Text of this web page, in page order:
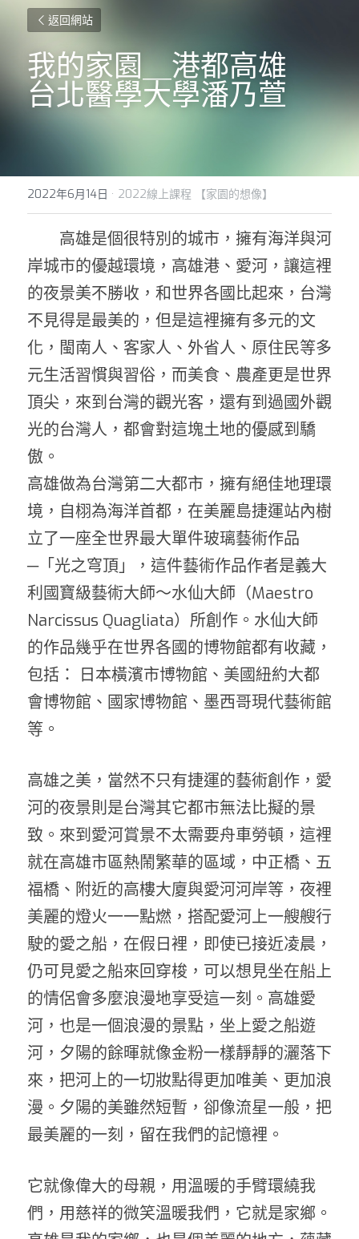
返回網站
我的家園＿港都高雄
台北醫學大學潘乃萱
2022年6月14日 · 2022線上課程 【家園的想像】
岸城市的優越環境，高雄港、愛河，讓這裡
的夜景美不勝收，和世界各國比起來，台灣
不見得是最美的，但是這裡擁有多元的文
化，閩南人、客家人、外省人、原住民等多
元生活習慣與習俗，而美食、農產更是世界
頂尖，來到台灣的觀光客，還有到過國外觀
光的台灣人，都會對這塊土地的優感到驕
傲。
高雄做為台灣第二大都市，擁有絕佳地理環
境，自栩為海洋首都，在美麗島捷運站內樹
立了一座全世界最大單件玻璃藝術作品
─「光之穹頂」，這件藝術作品作者是義大
利國寶級藝術大師～水仙大師（Maestro
Narcissus Quagliata）所創作。水仙大師
的作品幾乎在世界各國的博物館都有收藏，
包括： 日本橫濱市博物館、美國紐約大都
會博物館、國家博物館、墨西哥現代藝術館
等。
高雄之美，當然不只有捷運的藝術創作，愛
河的夜景則是台灣其它都市無法比擬的景
致。來到愛河賞景不太需要舟車勞頓，這裡
就在高雄市區熱鬧繁華的區域，中正橋、五
福橋、附近的高樓大廈與愛河河岸等，夜裡
美麗的燈火一一點燃，搭配愛河上一艘艘行
駛的愛之船，在假日裡，即使已接近凌晨，
仍可見愛之船來回穿梭，可以想見坐在船上
的情侶會多麼浪漫地享受這一刻。 高雄愛
河，也是一個浪漫的景點，坐上愛之船遊
河，夕陽的餘暉就像金粉一樣靜靜的灑落下
來，把河上的一切妝點得更加唯美、更加浪
漫。夕陽的美雖然短暫，卻像流星一般，把
最美麗的一刻，留在我們的記憶裡。
它就像偉大的母親，用溫暖的手臂環繞我
們，用慈祥的微笑溫暖我們，它就是家鄉。